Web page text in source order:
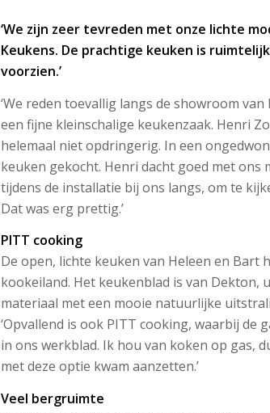
‘We zijn zeer tevreden met onze lichte
Keukens. De prachtige keuken is
voorzien.’
‘We reden toevallig langs de showroom
een fijne kleinschalige keukenzaak. Henri
helemaal niet opdringerig. In een
keuken gekocht. Henri dacht goed met ons
tijdens de installatie bij ons langs, om te
Dat was erg prettig.’
PITT cooking
De open, lichte keuken van Heleen en Bart
kookeiland. Het keukenblad is van Dekton,
materiaal met een mooie natuurlijke
‘Opvallend is ook PITT cooking, waarbij de
in ons werkblad. Ik hou van koken op gas,
met deze optie kwam aanzetten.’
Veel bergruimte